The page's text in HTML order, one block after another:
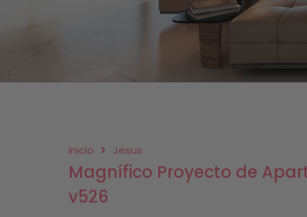
Inicio Jesus
Magnífico Proyecto de
v526